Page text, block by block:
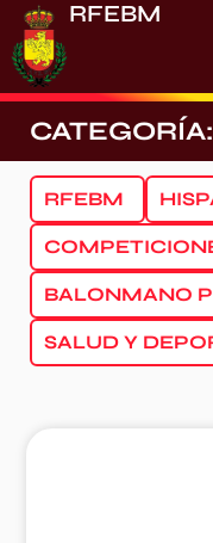
RFEBM
RFEBM
BALONMANO
SALUD Y